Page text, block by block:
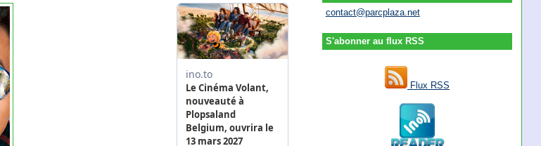
contact@parcplaza.net
S'abonner au flux RSS
Flux RSS